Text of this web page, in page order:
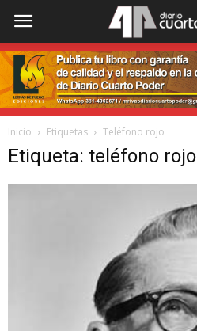
Inicio Etiquetas Teléfono rojo
Etiqueta: teléfono rojo